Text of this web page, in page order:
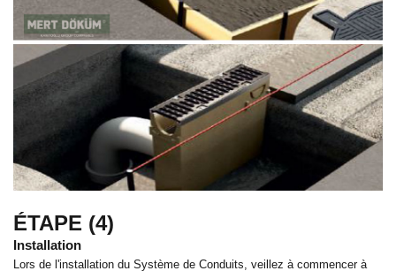
ÉTAPE (4)
Installation
Lors de l'installation du Système de Conduits, veillez à commencer à